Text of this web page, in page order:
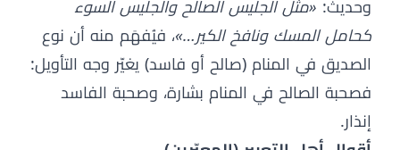
وحديث: «مثل الجليس الصالح والجليس السوء
كحامل المسك ونافخ الكير…»، فيُفهَم منه أن نوع
الصديق في المنام (صالح أو فاسد) يغيّر وجه التأويل:
فصحبة الصالح في المنام بشارة، وصحبة الفاسد
إنذار.